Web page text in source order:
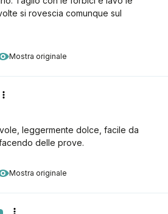
Mostra originale
si rovescia comunque sul
Mostra originale
leggermente dolce, facile da
delle prove.